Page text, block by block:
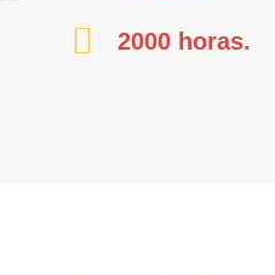
2000 horas.